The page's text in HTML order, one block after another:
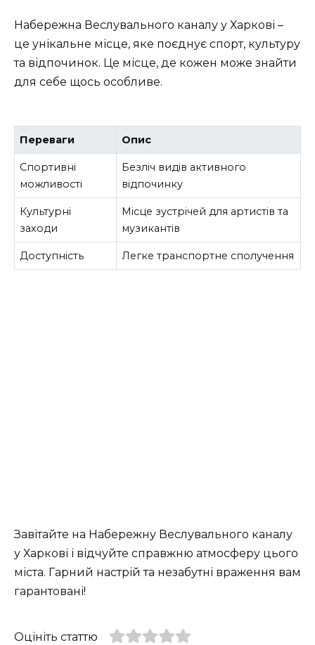
Набережна Веслувального каналу у Харкові –
це унікальне місце, яке поєднує спорт, культуру
та відпочинок. Це місце, де кожен може знайти
для себе щось особливе.
Переваги Опис
Спортивні
можливості
Безліч видів активного
відпочинку
Культурні
заходи
Місце зустрічей для артистів та
музикантів
Доступність Легке транспортне сполучення
Завітайте на Набережну Веслувального каналу
у Харкові і відчуйте справжню атмосферу цього
міста. Гарний настрій та незабутні враження вам
гарантовані!
Оцініть статтю